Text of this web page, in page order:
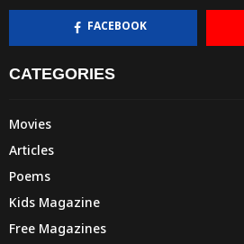
FACEBOOK
CATEGORIES
Movies
Articles
Poems
Kids Magazine
Free Magazines